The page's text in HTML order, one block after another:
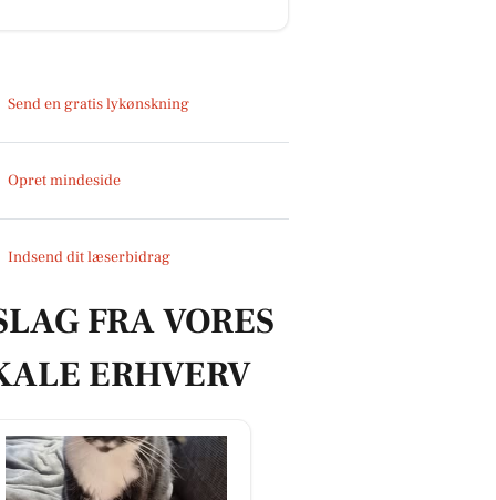
Send en gratis lykønskning
Opret mindeside
Indsend dit læserbidrag
FRA VORES
ERHVERV